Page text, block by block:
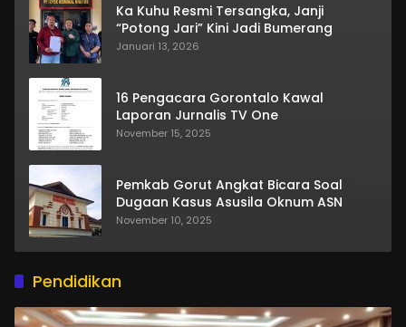
Ka Kuhu Resmi Tersangka, Janji
“Potong Jari” Kini Jadi Bumerang
Januari 13, 2026
16 Pengacara Gorontalo Kawal
Laporan Jurnalis TV One
November 15, 2025
Pemkab Gorut Angkat Bicara Soal
Dugaan Kasus Asusila Oknum ASN
November 10, 2025
Pendidikan